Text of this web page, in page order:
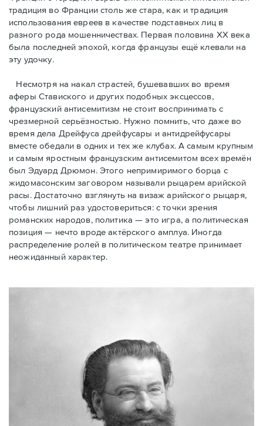
традиция во Франции столь же стара, как и традиция
использования евреев в качестве подставных лиц в
разного рода мошенничествах. Первая половина ХХ века
была последней эпохой, когда французы ещё клевали на
эту удочку.
Несмотря на накал страстей, бушевавших во время
аферы Ставиского и других подобных эксцессов,
французский антисемитизм не стоит воспринимать с
чрезмерной серьёзностью. Нужно помнить, что даже во
время дела Дрейфуса дрейфусары и антидрейфусары
вместе обедали в одних и тех же клубах. А самым крупным
и самым яростным французским антисемитом всех времён
был Эдуард Дрюмон. Этого непримиримого борца с
жидомасонским заговором называли рыцарем арийской
расы. Достаточно взглянуть на визаж арийского рыцаря,
чтобы лишний раз удостовериться: с точки зрения
романских народов, политика — это игра, а политическая
позиция — нечто вроде актёрского амплуа. Иногда
распределение ролей в политическом театре принимает
неожиданный характер.